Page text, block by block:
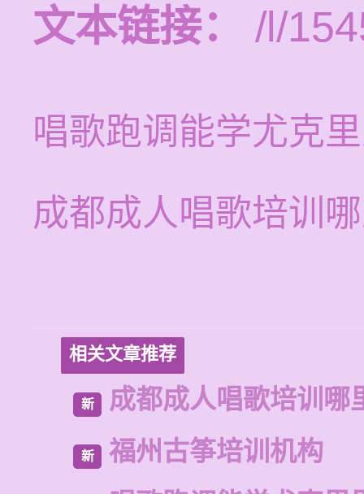
文本链接：
/l/
唱歌跑调能学尤克
成都成人唱歌培训
相关文章推荐
新 成都成人唱歌培训哪
新
福州古筝培训机构